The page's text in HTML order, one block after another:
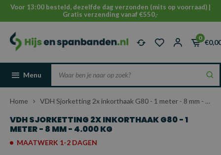
Voor 13:00 besteld, dezelfde dag verzonden (mits op voorraad) |
Gratis verzending vanaf €550,-
0
Menu
Home VDH Sjorketting 2x inkorthaak G80 - 1 meter - 8 mm - 4.000 kg
VDH SJORKETTING 2X INKORTHAAK G80 - 1
METER - 8 MM - 4.000 KG
MAATWERK 1-2 DAGEN